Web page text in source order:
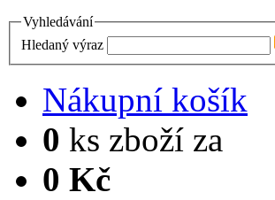
Vyhledávání
Hledaný výraz
Nákupní košík
0 ks zboží za
0 Kč